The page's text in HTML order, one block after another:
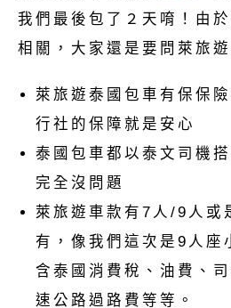
我們最後包了２天唷！由
相關，大家還是要問萊旅
萊旅遊泰國包車有保保
行社的保障就是安心
泰國包車都以泰文司機
完全沒問題
萊旅遊車款有7人/9人或
有，像我們這次是9人座
含泰國消費稅、油費、
速公路過路費等等。